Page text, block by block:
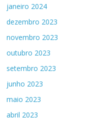
janeiro 2024
dezembro 2023
novembro 2023
outubro 2023
setembro 2023
junho 2023
maio 2023
abril 2023